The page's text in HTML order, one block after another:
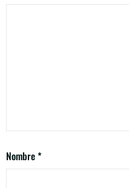
Nombre*